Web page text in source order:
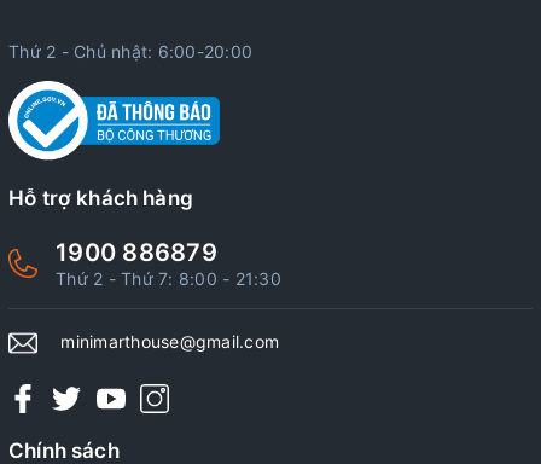
Thứ 2 - Chủ nhật: 6:00-20:00
Hỗ trợ khách hàng
1900 886879
Thứ 2 - Thứ 7: 8:00 - 21:30
minimarthouse@gmail.com
Chính sách